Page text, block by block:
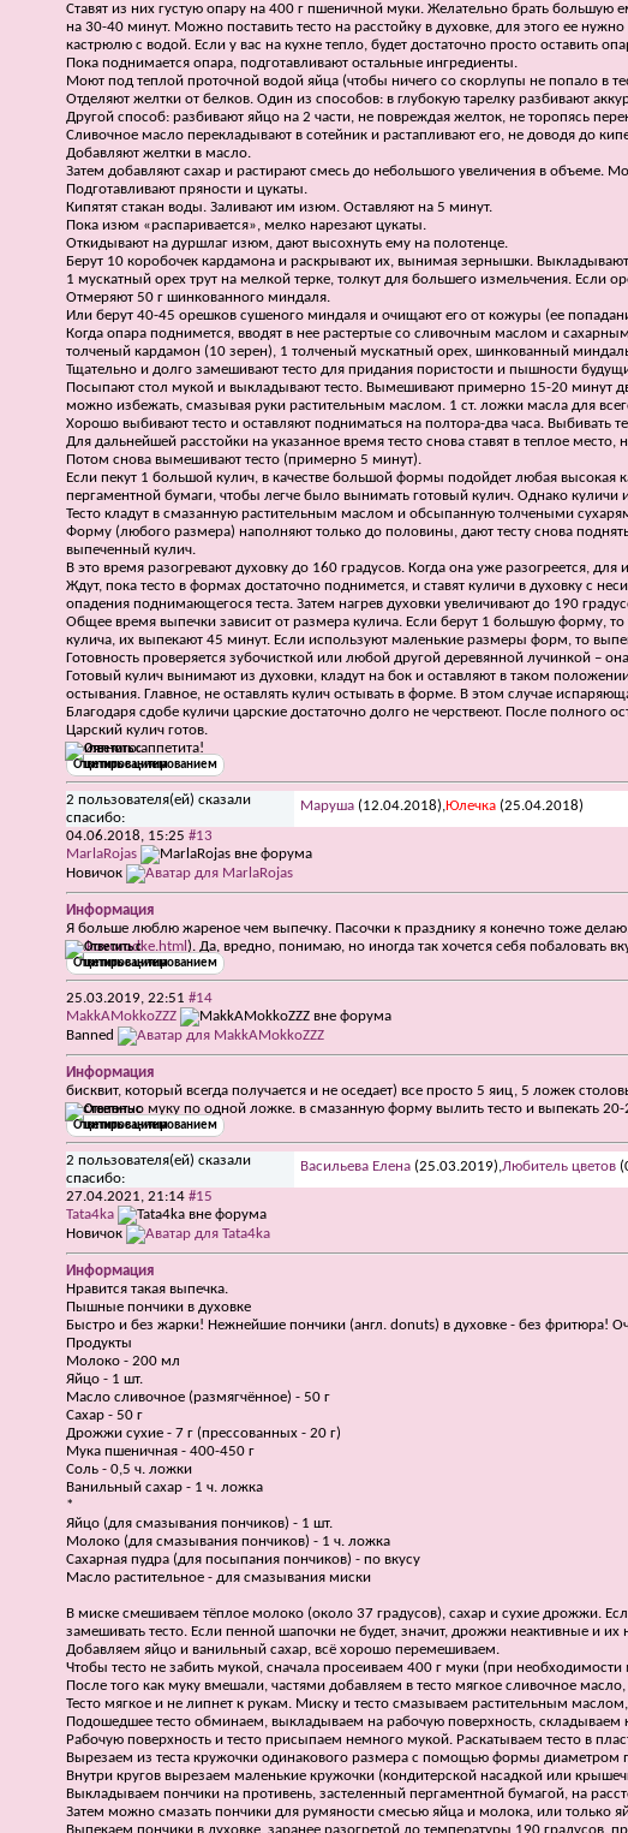
Ставят из них густую опару на 400 г пшеничной муки. Желательно брать
на 30-40 минут. Можно поставить тесто на расстойку в духовке, для этого ее
кастрюлю с водой. Если у вас на кухне тепло, будет достаточно просто оставить
Пока поднимается опара, подготавливают остальные ингредиенты.
Моют под теплой проточной водой яйца (чтобы ничего со скорлупы не попало в
Отделяют желтки от белков. Один из способов: в глубокую тарелку разбивают
Другой способ: разбивают яйцо на 2 части, не повреждая желток, не торопясь
Сливочное масло перекладывают в сотейник и растапливают его, не доводя до
Добавляют желтки в масло.
Затем добавляют сахар и растирают смесь до небольшого увеличения в объеме.
Подготавливают пряности и цукаты.
Кипятят стакан воды. Заливают им изюм. Оставляют на 5 минут.
Пока изюм «распаривается», мелко нарезают цукаты.
Откидывают на дуршлаг изюм, дают высохнуть ему на полотенце.
Берут 10 коробочек кардамона и раскрывают их, вынимая зернышки.
1 мускатный орех трут на мелкой терке, толкут для большего измельчения. Если
Отмеряют 50 г шинкованного миндаля.
Или берут 40-45 орешков сушеного миндаля и очищают его от кожуры (ее
Когда опара поднимется, вводят в нее растертые со сливочным маслом и
толченый кардамон (10 зерен), 1 толченый мускатный орех, шинкованный
Тщательно и долго замешивают тесто для придания пористости и пышности
Посыпают стол мукой и выкладывают тесто. Вымешивают примерно 15-20 минут
можно избежать, смазывая руки растительным маслом. 1 ст. ложки масла для
Хорошо выбивают тесто и оставляют подниматься на полтора-два часа. Выбивать
Для дальнейшей расстойки на указанное время тесто снова ставят в теплое
Потом снова вымешивают тесто (примерно 5 минут).
Если пекут 1 большой кулич, в качестве большой формы подойдет любая
пергаментной бумаги, чтобы легче было вынимать готовый кулич. Однако куличи
Тесто кладут в смазанную растительным маслом и обсыпанную толчеными
Форму (любого размера) наполняют только до половины, дают тесту снова
выпеченный кулич.
В это время разогревают духовку до 160 градусов. Когда она уже разогреется,
Ждут, пока тесто в формах достаточно поднимется, и ставят куличи в духовку с
опадения поднимающегося теста. Затем нагрев духовки увеличивают до 190
Общее время выпечки зависит от размера кулича. Если берут 1 большую форму,
кулича, их выпекают 45 минут. Если используют маленькие размеры форм, то
Готовность проверяется зубочисткой или любой другой деревянной лучинкой –
Готовый кулич вынимают из духовки, кладут на бок и оставляют в таком
остывания. Главное, не оставлять кулич остывать в форме. В этом случае
Благодаря сдобе куличи царские достаточно долго не черствеют. После полного
Царский кулич готов.
Приятного аппетита!
Ответить с цитированием
2 пользователя(ей) сказали
cпасибо:
Маруша (12.04.2018),Юлечка (25.04.2018)
04.06.2018, 15:25 #13
MarlaRojas
Новичок
Информация
Я больше люблю жареное чем выпечку. Пасочки к празднику я конечно тоже
iz...kovorodke.html ). Да, вредно, понимаю, но иногда так хочется себя побаловать
Ответить с цитированием
25.03.2019, 22:51 #14
MakkAMokkoZZZ
Banned
Информация
бисквит, который всегда получается и не оседает) все просто 5 яиц, 5 ложек
постепенно муку по одной ложке. в смазанную форму вылить тесто и выпекать
Ответить с цитированием
2 пользователя(ей) сказали
cпасибо:
Васильева Елена (25.03.2019),Любитель цветов
27.04.2021, 21:14 #15
Tata4ka
Новичок
Информация
Нравится такая выпечка.
Пышные пончики в духовке
Быстро и без жарки! Нежнейшие пончики (англ. donuts) в духовке - без фритюра!
Продукты
Молоко - 200 мл
Яйцо - 1 шт.
Масло сливочное (размягчённое) - 50 г
Сахар - 50 г
Дрожжи сухие - 7 г (прессованных - 20 г)
Мука пшеничная - 400-450 г
Соль - 0,5 ч. ложки
Ванильный сахар - 1 ч. ложка
*
Яйцо (для смазывания пончиков) - 1 шт.
Молоко (для смазывания пончиков) - 1 ч. ложка
Сахарная пудра (для посыпания пончиков) - по вкусу
Масло растительное - для смазывания миски
В миске смешиваем тёплое молоко (около 37 градусов), сахар и сухие дрожжи.
замешивать тесто. Если пенной шапочки не будет, значит, дрожжи неактивные и их
Добавляем яйцо и ванильный сахар, всё хорошо перемешиваем.
Чтобы тесто не забить мукой, сначала просеиваем 400 г муки (при
После того как муку вмешали, частями добавляем в тесто мягкое сливочное
Тесто мягкое и не липнет к рукам. Миску и тесто смазываем растительным
Подошедшее тесто обминаем, выкладываем на рабочую поверхность,
Рабочую поверхность и тесто присыпаем немного мукой. Раскатываем тесто в
Вырезаем из теста кружочки одинакового размера с помощью формы
Внутри кругов вырезаем маленькие кружочки (кондитерской насадкой или
Выкладываем пончики на противень, застеленный пергаментной бумагой, на
Затем можно смазать пончики для румяности смесью яйца и молока, или только